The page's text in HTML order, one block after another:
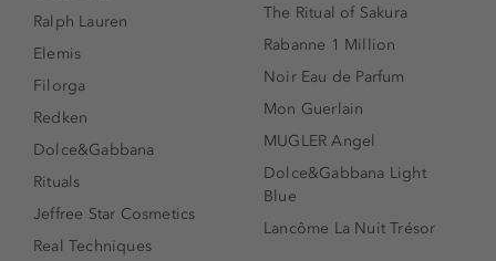
Ralph Lauren
Elemis
Filorga
Redken
Dolce&Gabbana
Rituals
Jeffree Star Cosmetics
Real Techniques
The Ritual of Sakura
Rabanne 1 Million
Noir Eau de Parfum
Mon Guerlain
MUGLER Angel
Dolce&Gabbana Light
Blue
Lancôme La Nuit Trésor